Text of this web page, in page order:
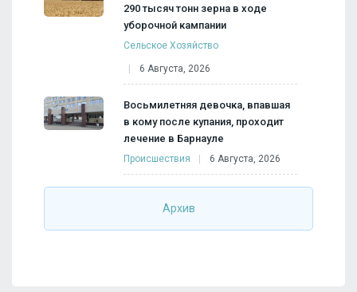
290 тысяч тонн зерна в ходе
уборочной кампании
Сельское Хозяйство
6 Августа, 2026
Восьмилетняя девочка, впавшая
в кому после купания, проходит
лечение в Барнауле
Происшествия 6 Августа, 2026
Архив